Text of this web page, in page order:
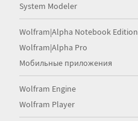
System Modeler
Wolfram|Alpha Notebook Edition
Wolfram|Alpha Pro
Мобильные приложения
Wolfram Engine
Wolfram Player